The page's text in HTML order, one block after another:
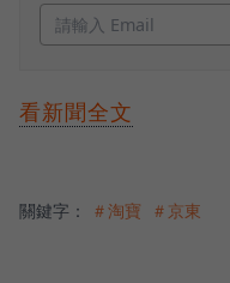
看新聞全文
關鍵字： ＃淘寶 ＃京東